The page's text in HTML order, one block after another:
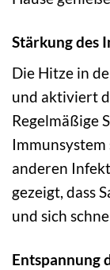
Stärkung des
Die Hitze in
und aktiviert
Regelmäßige
anderen
gezeigt, dass
und sich
Entspannung